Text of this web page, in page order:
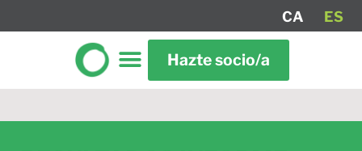
CA ES
Hazte socio/a